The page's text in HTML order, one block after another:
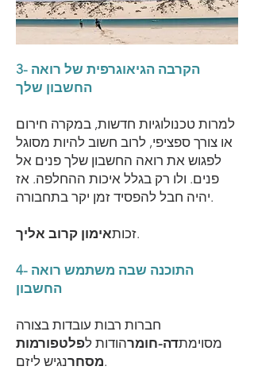
3- הקרבה הגיאוגרפית של רואה
החשבון שלך
למרות טכנולוגיות חדשות, במקרה חירום
או צורך ספציפי, לרוב חשוב להיות מסוגל
לפגוש את רואה החשבון שלך פנים אל
פנים. ולו רק בגלל איכות ההחלפה. אז
יהיה חבל להפסיד זמן יקר בתחבורה.
זכותאימון קרוב אליך .
4- התוכנה שבה משתמש רואה
החשבון
חברות רבות עובדות בצורה
מסוימתדה-חומרהודות לפלטפורמות
מסחרנגיש ליזם.